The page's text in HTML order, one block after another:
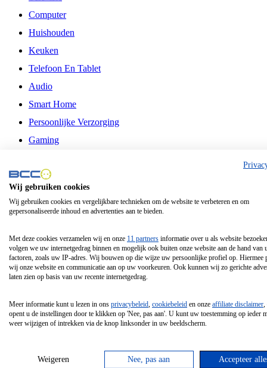
Computer
Huishouden
Keuken
Telefoon En Tablet
Audio
Smart Home
Persoonlijke Verzorging
Gaming
Philips
Schermgrootte 24 Inch
Schermgrootte 85 Inch
Schermgrootte 98 Inch
Tcl
Hd Led Tv
Antennekabel
Wij gebruiken cookies
Wij gebruiken cookies en vergelijkbare technieken om de website te verbeteren en om
gepersonaliseerde inhoud en advertenties aan te bieden.
Met deze cookies verzamelen wij en onze 11 partners informatie over u als website
volgen we uw internetgedrag binnen en mogelijk ook buiten onze website aan de hand van
factoren, zoals uw IP-adres. Wij bouwen op die wijze uw persoonlijke profiel op. Hiermee
wij onze website en communicatie aan op uw voorkeuren. Ook kunnen wij zo gerichte
laten zien op basis van uw recente internetgedrag.
Meer informatie kunt u lezen in ons privacybeleid, cookiebeleid en onze affiliate disclaimer,
opent u de instellingen door te klikken op 'Nee, pas aan'. U kunt uw toestemming op ieder
weer wijzigen of intrekken via de knop linksonder in uw beeldscherm.
Weigeren Nee, pas aan Accepteer